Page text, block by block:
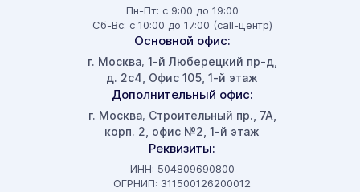
Пн-Пт: с 9:00 до 19:00
Сб-Вс: с 10:00 до 17:00 (call-центр)
Основной офис:
г. Москва, 1-й Люберецкий пр-д,
д. 2с4, Офис 105, 1-й этаж
Дополнительный офис:
г. Москва, Строительный пр., 7А,
корп. 2, офис №2, 1-й этаж
Реквизиты:
ИНН: 504809690800
ОГРНИП: 311500126200012